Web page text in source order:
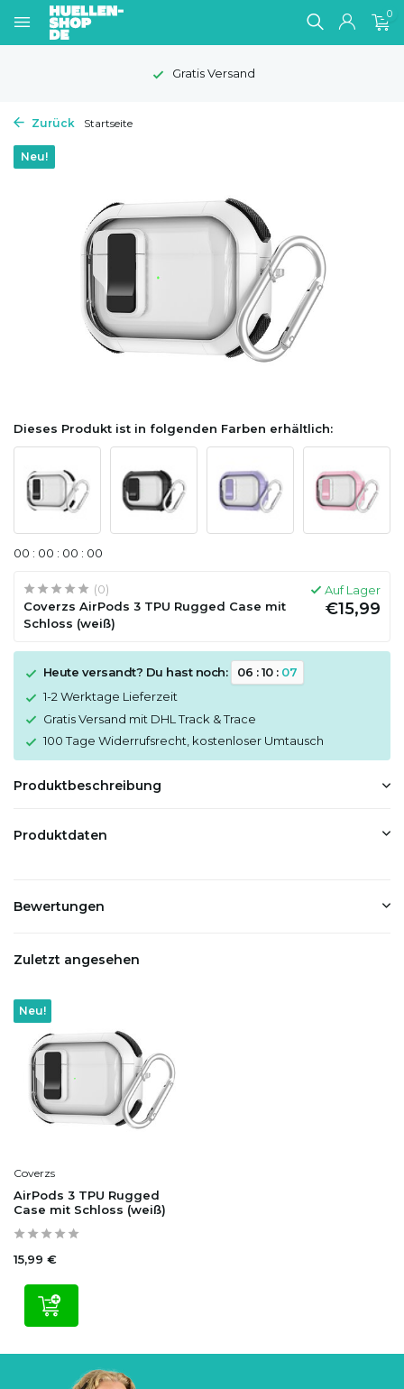
0
Gratis Versand
Zurück Startseite
Neu!
Dieses Produkt ist in folgenden Farben erhältlich:
00 : 00 : 00 : 00
(0)
Coverzs AirPods 3 TPU Rugged Case mit
Schloss (weiß)
Auf Lager
€15,99
Heute versandt? Du hast noch: 06 :10: 07
1-2 Werktage Lieferzeit
Gratis Versand mit DHL Track & Trace
100 Tage Widerrufsrecht, kostenloser Umtausch
Produktbeschreibung
Produktdaten
Bewertungen
Zuletzt angesehen
Neu!
Coverzs
AirPods 3 TPU Rugged
Case mit Schloss (weiß)
15,99 €